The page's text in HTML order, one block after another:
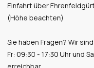
Einfahrt über
(Höhe beachten)
Sie haben Fragen? Wir
Fr: 09:30 - 17:30 Uhr und
erreichbar